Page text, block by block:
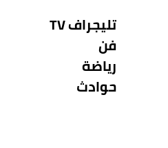
تليجراف TV
فن
رياضة
حوادث